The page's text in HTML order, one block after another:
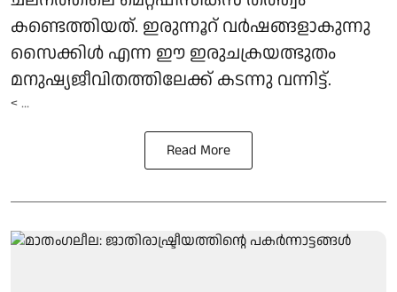
കണ്ടെത്തിയത്. ഇരുന്നൂറ് വർഷങ്ങളാകുന്നു
സൈക്കിൾ എന്ന ഈ ഇരുചക്രയത്ഭുതം
മനുഷ്യജീവിതത്തിലേക്ക് കടന്നു വന്നിട്ട്.
< ...
Read More